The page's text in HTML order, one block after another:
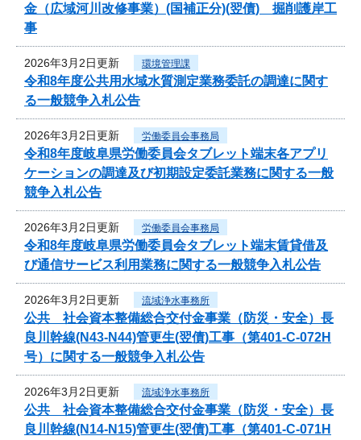
金（広域河川改修事業）(国補正分)(翌債) 掘削護岸工
事
2026年3月2日更新 環境管理課
令和8年度公共用水域水質測定業務委託の調達に関す
る一般競争入札公告
2026年3月2日更新 労働委員会事務局
令和8年度岐阜県労働委員会タブレット端末各アプリ
ケーションの調達及び初期設定委託業務に関する一般
競争入札公告
2026年3月2日更新 労働委員会事務局
令和8年度岐阜県労働委員会タブレット端末賃貸借及
び通信サービス利用業務に関する一般競争入札公告
2026年3月2日更新 流域浄水事務所
公共 社会資本整備総合交付金事業（防災・安全）長
良川幹線(N43-N44)管更生(翌債)工事（第401-C-072H
号）に関する一般競争入札公告
2026年3月2日更新 流域浄水事務所
公共 社会資本整備総合交付金事業（防災・安全）長
良川幹線(N14-N15)管更生(翌債)工事（第401-C-071H